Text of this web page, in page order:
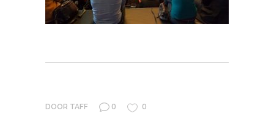
DOOR TAFF 0 0